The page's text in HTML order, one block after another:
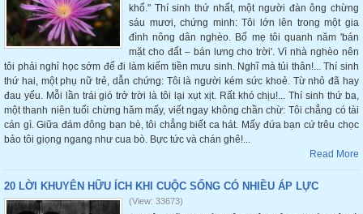
khổ." Thí sinh thứ nhất, một người đàn ông chừng
sáu mươi, chứng minh: Tôi lớn lên trong một gia
đình nông dân nghèo. Bố mẹ tôi quanh năm 'bán
mặt cho đất – bán lưng cho trời'. Vì nhà nghèo nên
tôi phải nghỉ học sớm để đi làm kiếm tiền mưu sinh. Nghĩ mà tủi thân!... Thí sinh
thứ hai, một phụ nữ trẻ, dẫn chứng: Tôi là người kém sức khoẻ. Từ nhỏ đã hay
đau yếu. Mỗi lần trái gió trở trời là tôi lại xụt xịt. Rất khó chịu!... Thí sinh thứ ba,
một thanh niên tuổi chừng hăm mấy, viết ngay không chần chừ: Tôi chẳng có tài
cán gì. Giữa đám đông bạn bè, tôi chẳng biết ca hát. Mấy đứa bạn cứ trêu chọc
bảo tôi giọng ngang như cua bò. Bực tức và chán ghê!...
Read More
20 LỜI KHUYÊN HỮU ÍCH KHI CUỘC SỐNG CÓ NHIỀU ÁP LỰC
(View: 33673)